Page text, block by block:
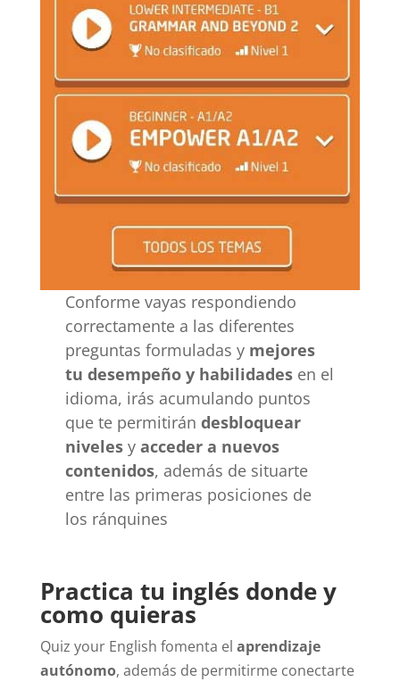
Conforme vayas respondiendo
correctamente a las diferentes
preguntas formuladas y mejores
tu desempeño y habilidades en el
idioma, irás acumulando puntos
que te permitirándesbloquear
niveles yacceder a nuevos
contenidos, además de situarte
entre las primeras posiciones de
los ránquines
Practica tu inglés donde y
como quieras
Quiz your English fomenta el aprendizaje
autónomo, además de permitirme conectarte